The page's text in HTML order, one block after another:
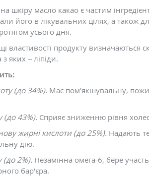
шкіру масло какао є частим
його в лікувальних цілях, а також
усього дня.
властивості продукту визначаються
яких – ліпіди.
(до 34%). Має пом'якшувальну,
(до 43%). Сприяє зниженню рівня
жирні кислоти (до 25%). Надають
дію.
(до 2%). Незамінна омега-6, бере
бар'єра.